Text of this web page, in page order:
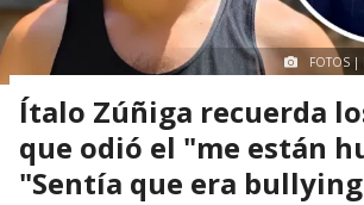
FOTOS |
Ítalo Zúñiga recuerda
que odió el "me están
"Sentía que era